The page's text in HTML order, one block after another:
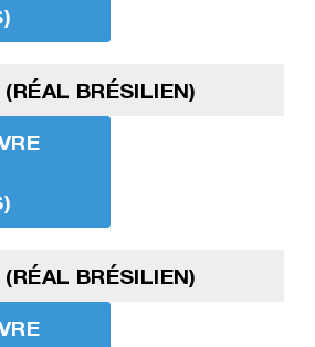
BRÉSILIEN)
BRÉSILIEN)